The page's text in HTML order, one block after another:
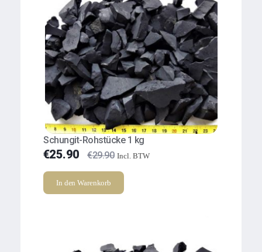
Schungit-Rohstücke 1 kg
€25.90 €29.90 Incl. BTW
In den Warenkorb